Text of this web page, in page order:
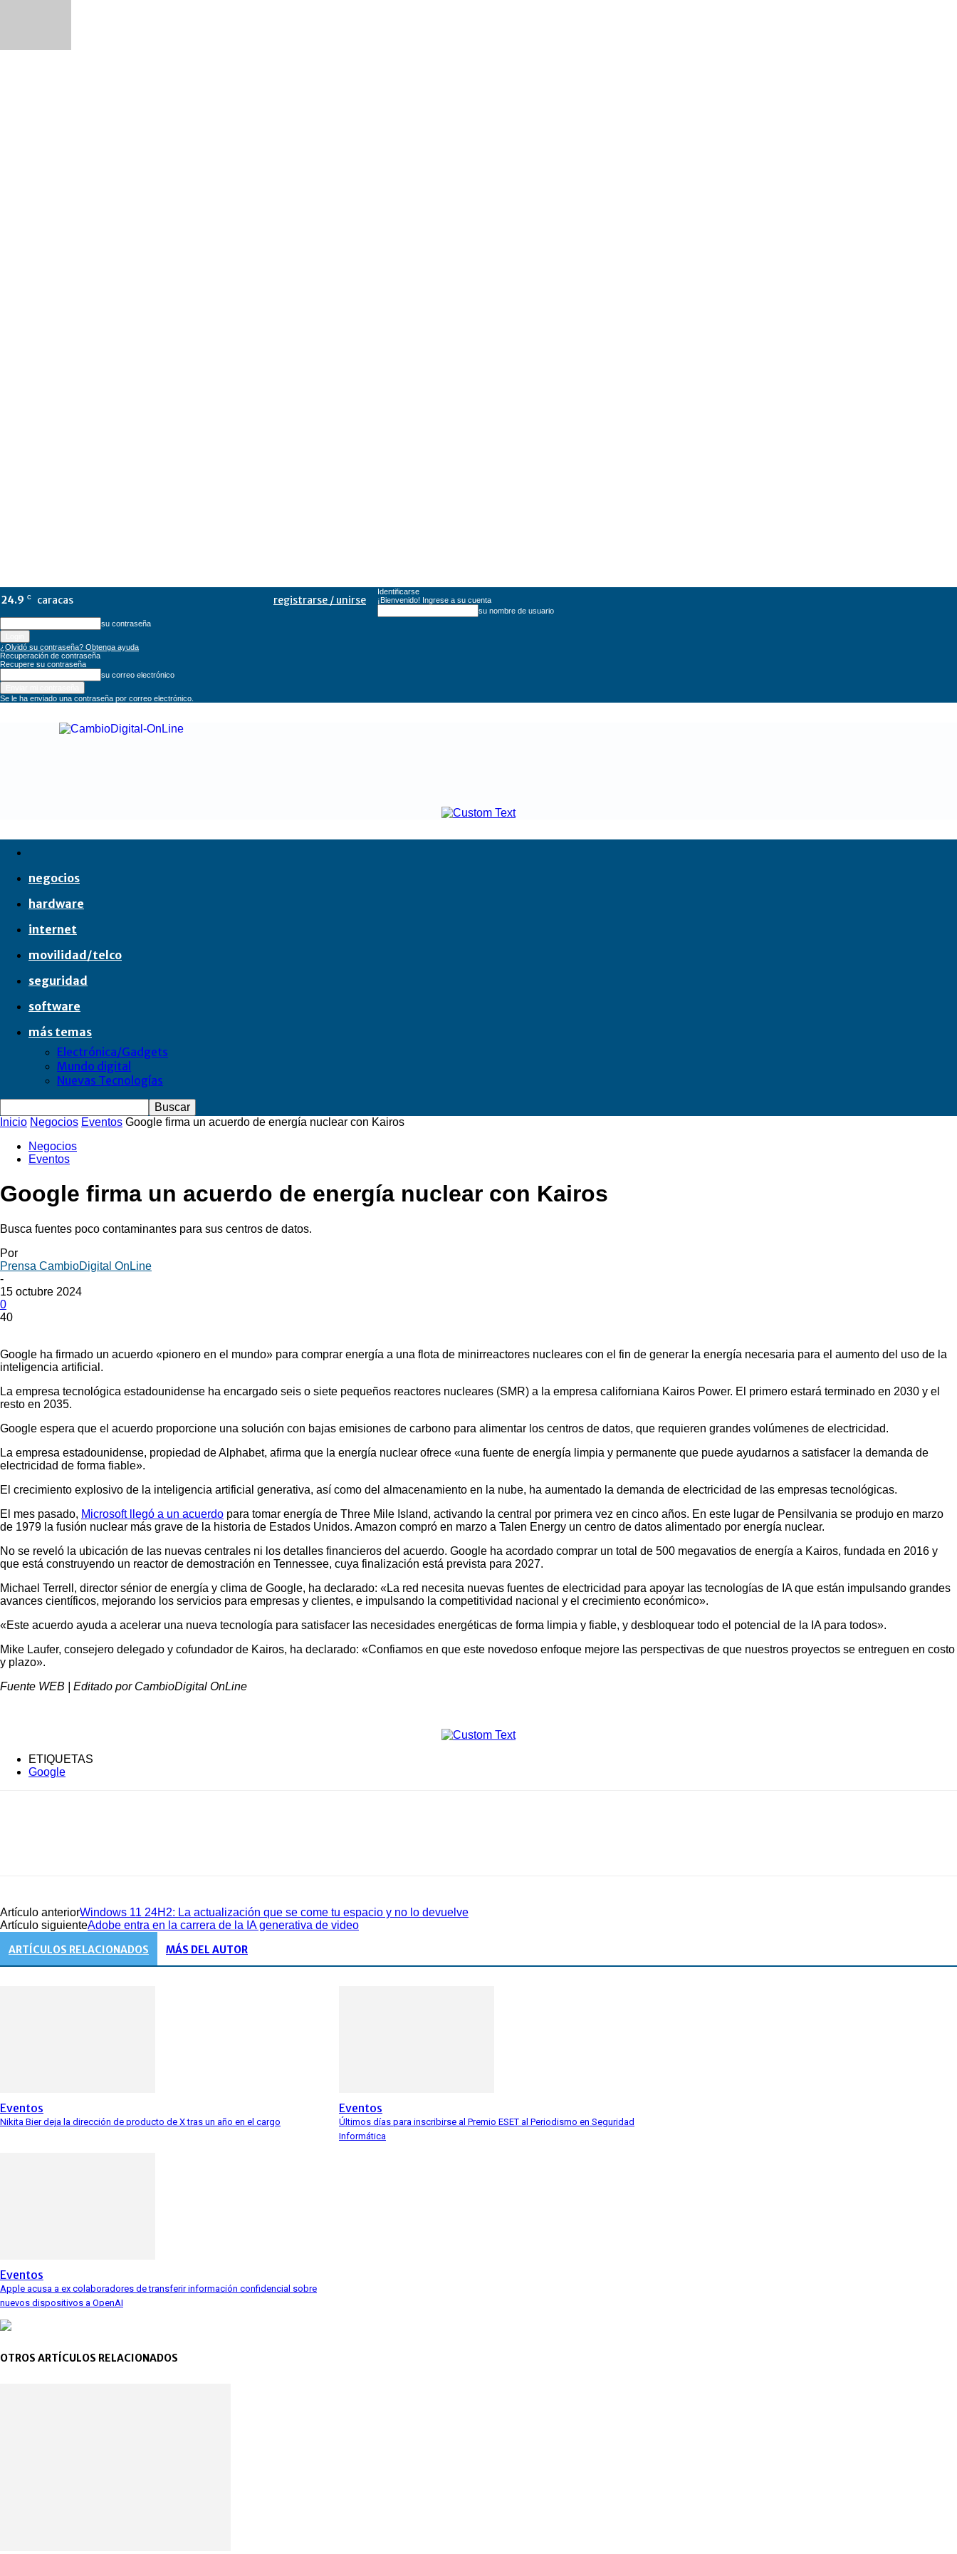
24.9 C caracas registrarse / unirse
Identificarse
¡Bienvenido! Ingrese a su cuenta
su nombre de usuario
su contraseña
¿Olvidó su contraseña? Obtenga ayuda
Recuperación de contraseña
Recupere su contraseña
su correo electrónico
Se le ha enviado una contraseña por correo electrónico.
CambioDigital
negocios
hardware
internet
movilidad/telco
seguridad
software
más temas
Electrónica/Gadgets
Mundo digital
Nuevas Tecnologías
Inicio Negocios Eventos Google firma un acuerdo de energía nuclear con Kairos
Negocios
Eventos
Google firma un acuerdo de energía nuclear con Kairos
Busca fuentes poco contaminantes para sus centros de datos.
Por
Prensa CambioDigital OnLine
-
15 octubre 2024
0
40
Google ha firmado un acuerdo «pionero en el mundo» para comprar energía a una flota de minirreactores nucleares con el fin de generar la energía necesaria para el aumento del uso de la
inteligencia artificial.
La empresa tecnológica estadounidense ha encargado seis o siete pequeños reactores nucleares (SMR) a la empresa californiana Kairos Power. El primero estará terminado en 2030 y el
resto en 2035.
Google espera que el acuerdo proporcione una solución con bajas emisiones de carbono para alimentar los centros de datos, que requieren grandes volúmenes de electricidad.
La empresa estadounidense, propiedad de Alphabet, afirma que la energía nuclear ofrece «una fuente de energía limpia y permanente que puede ayudarnos a satisfacer la demanda de
electricidad de forma fiable».
El crecimiento explosivo de la inteligencia artificial generativa, así como del almacenamiento en la nube, ha aumentado la demanda de electricidad de las empresas tecnológicas.
El mes pasado, Microsoft llegó a un acuerdo para tomar energía de Three Mile Island, activando la central por primera vez en cinco años. En este lugar de Pensilvania se produjo en marzo
de 1979 la fusión nuclear más grave de la historia de Estados Unidos. Amazon compró en marzo a Talen Energy un centro de datos alimentado por energía nuclear.
No se reveló la ubicación de las nuevas centrales ni los detalles financieros del acuerdo. Google ha acordado comprar un total de 500 megavatios de energía a Kairos, fundada en 2016 y
que está construyendo un reactor de demostración en Tennessee, cuya finalización está prevista para 2027.
Michael Terrell, director sénior de energía y clima de Google, ha declarado: «La red necesita nuevas fuentes de electricidad para apoyar las tecnologías de IA que están impulsando grandes
avances científicos, mejorando los servicios para empresas y clientes, e impulsando la competitividad nacional y el crecimiento económico».
«Este acuerdo ayuda a acelerar una nueva tecnología para satisfacer las necesidades energéticas de forma limpia y fiable, y desbloquear todo el potencial de la IA para todos».
Mike Laufer, consejero delegado y cofundador de Kairos, ha declarado: «Confiamos en que este novedoso enfoque mejore las perspectivas de que nuestros proyectos se entreguen en costo
y plazo».
Fuente WEB | Editado por CambioDigital OnLine
ETIQUETAS
Google
Artículo anteriorWindows 11 24H2: La actualización que se come tu espacio y no lo devuelve
Artículo siguienteAdobe entra en la carrera de la IA generativa de video
ARTÍCULOS RELACIONADOS MÁS DEL AUTOR
Eventos
Nikita Bier deja la dirección de producto de X tras un año en el cargo
Eventos
Últimos días para inscribirse al Premio ESET al Periodismo en Seguridad
Informática
Eventos
Apple acusa a ex colaboradores de transferir información confidencial sobre
nuevos dispositivos a OpenAI
OTROS ARTÍCULOS RELACIONADOS